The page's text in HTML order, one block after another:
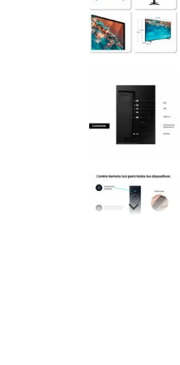
lácteos y
vinos y licores
cuidado del bebé
mascotas